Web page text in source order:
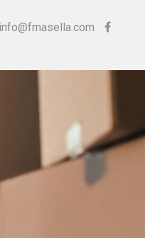
info@fmasella.com